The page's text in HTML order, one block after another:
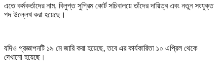
এতে কর্মকর্তাদের নাম, বিলুপ্ত সুপ্রিম কোর্ট সচিবালয়ে তাঁদের দায়িত্ব এবং নতুন সংযুক্ত
পদ উল্লেখ করা হয়েছে।
যদিও প্রজ্ঞাপনটি ১৯ মে জারি করা হয়েছে, তবে এর কার্যকারিতা ১০ এপ্রিল থেকে
দেখানো হয়েছে।